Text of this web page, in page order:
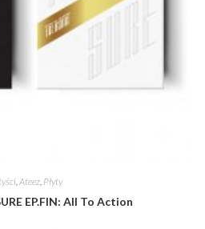
,Ateez, Płyty
EP.FIN: All To Action